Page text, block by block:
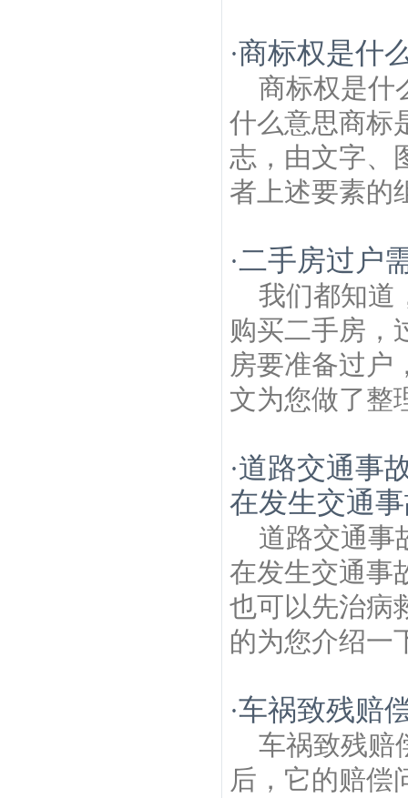
·商标权是什
商标权是什
什么意思商标
志，由文字、
者上述要素的
·二手房过户
我们都知道
购买二手房，
房要准备过户
文为您做了整
·道路交通事
在发生交通
道路交通事
在发生交通事
也可以先治病
的为您介绍一
·车祸致残赔
车祸致残赔
后，它的赔偿